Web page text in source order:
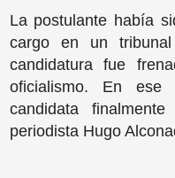
La postulante había
cargo en un
candidatura fue
oficialismo. En
candidata
periodista Hugo